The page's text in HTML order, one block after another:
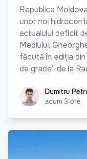
Republica
unor noi
actualului deficit
Mediului,
făcută în ediția din
de grade” de la
Dumitru Petruleac
Dumitru
acum 3 ore